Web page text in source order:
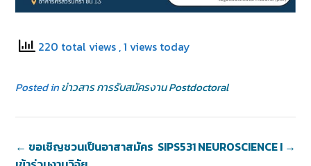
220 total views , 1 views today
Posted inข่าวสาร การรับสมัครงาน Postdoctoral
SIPS531 NEUROSCIENCE I →
← ขอเชิญชวนเป็นอาสาสมัคร